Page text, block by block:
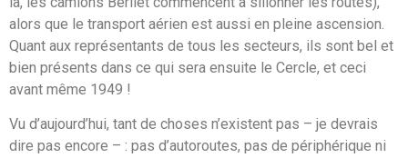
alors que le transport aérien est aussi en pleine ascension.
Quant aux représentants de tous les secteurs, ils sont bel et
bien présents dans ce qui sera ensuite le Cercle, et ceci
avant même 1949 !
Vu d’aujourd’hui, tant de choses n’existent pas – je devrais
dire pas encore – : pas d’autoroutes, pas de périphérique ni